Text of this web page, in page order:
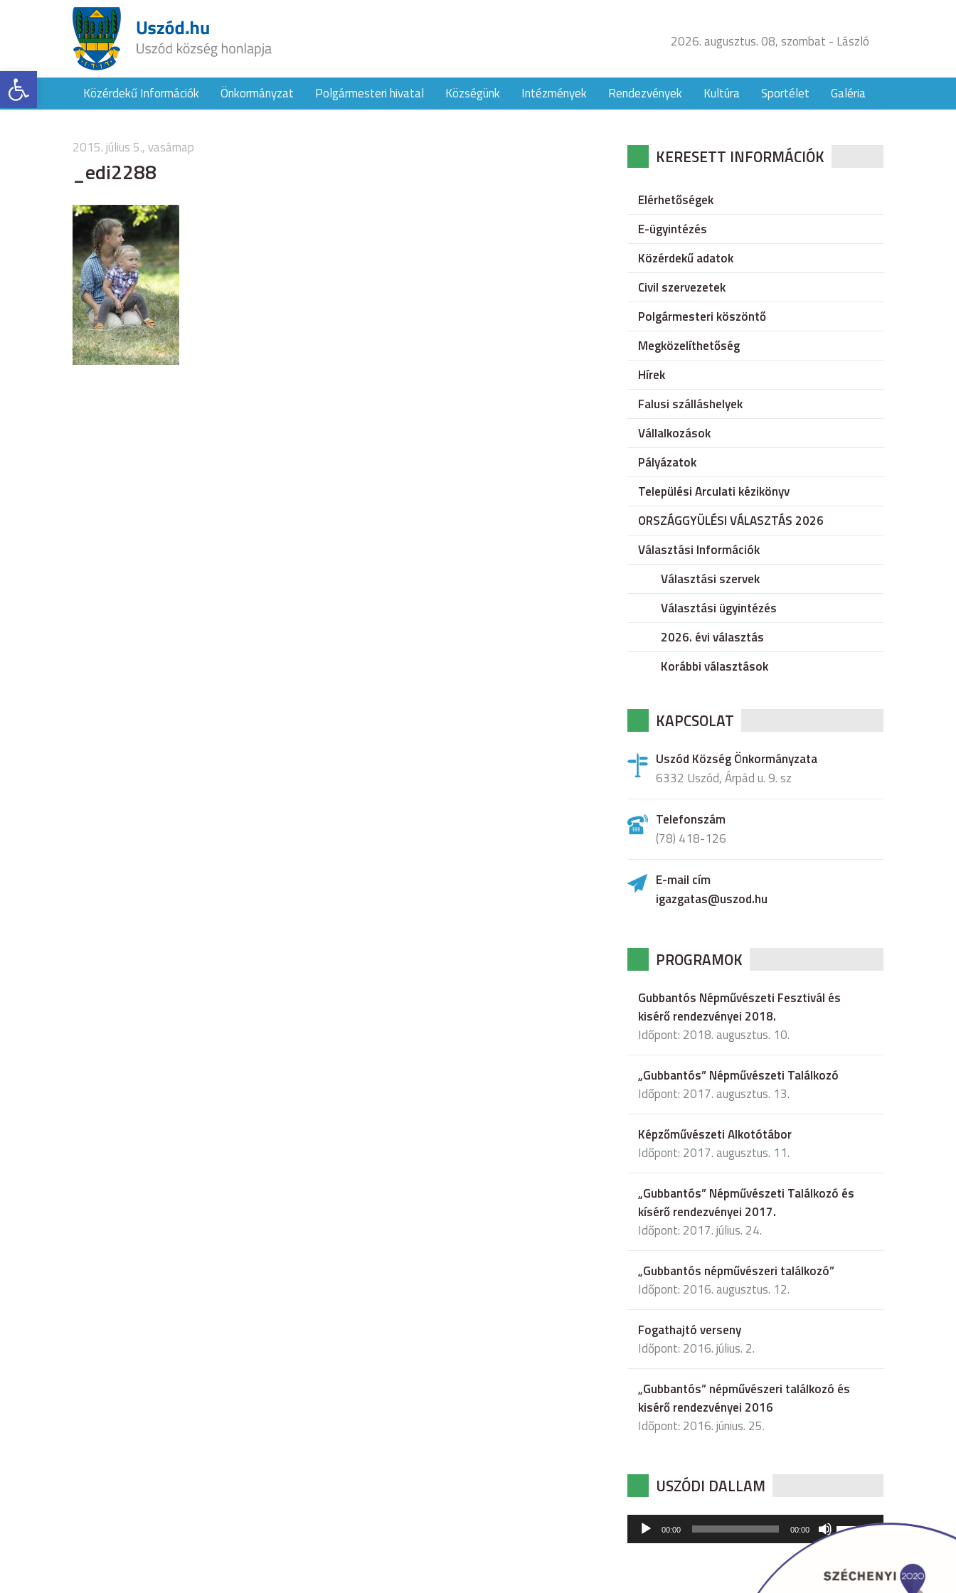
Eszköztár megnyitása
2026. augusztus. 08, szombat - László
Közérdekű Információk Önkormányzat Polgármesteri hivatal Községünk Intézmények Rendezvények Kultúra Sportélet Galéria
2015. július 5., vasárnap
_edi2288 KERESETT INFORMÁCIÓK
Elérhetőségek
E-ügyintézés
Közérdekű adatok
Civil szervezetek
Polgármesteri köszöntő
Megközelíthetőség
Hírek
Falusi szálláshelyek
Vállalkozások
Pályázatok
Települési Arculati kézikönyv
ORSZÁGGYÜLÉSI VÁLASZTÁS 2026
Választási Információk
Választási szervek
Választási ügyintézés
2026. évi választás
Korábbi választások
KAPCSOLAT
Uszód Község Önkormányzata
6332 Uszód, Árpád u. 9. sz
Telefonszám
(78) 418-126
E-mail cím
igazgatas@uszod.hu
PROGRAMOK
Gubbantós Népművészeti Fesztivál és
kisérő rendezvényei 2018.
Időpont: 2018. augusztus. 10.
„Gubbantós” Népművészeti Találkozó
Időpont: 2017. augusztus. 13.
Képzőművészeti Alkotótábor
Időpont: 2017. augusztus. 11.
„Gubbantós” Népművészeti Találkozó és
kísérő rendezvényei 2017.
Időpont: 2017. július. 24.
„Gubbantós népművészeri találkozó”
Időpont: 2016. augusztus. 12.
Fogathajtó verseny
Időpont: 2016. július. 2.
„Gubbantós” népművészeri találkozó és
kisérő rendezvényei 2016
Időpont: 2016. június. 25.
USZÓDI DALLAM
Audió
lejátszó
00:00 00:00
hangerő
csökkentéséhez